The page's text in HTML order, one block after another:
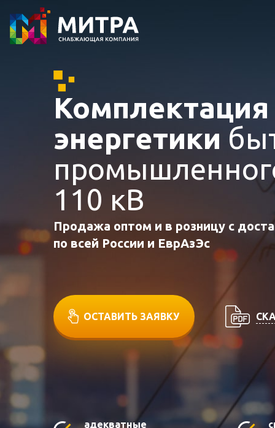
Комплектация
энергетики
110 кВ
Продажа оптом и в розницу с
по всей России и ЕврАзЭс
ОСТАВИТЬ ЗАЯВКУ
адекватные